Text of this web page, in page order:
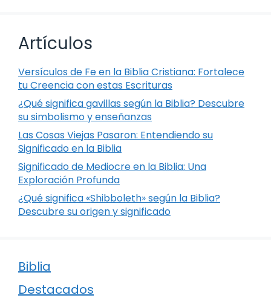
Artículos
Versículos de Fe en la Biblia Cristiana: Fortalece
tu Creencia con estas Escrituras
¿Qué significa gavillas según la Biblia? Descubre
su simbolismo y enseñanzas
Las Cosas Viejas Pasaron: Entendiendo su
Significado en la Biblia
Significado de Mediocre en la Biblia: Una
Exploración Profunda
¿Qué significa «Shibboleth» según la Biblia?
Descubre su origen y significado
Biblia
Destacados